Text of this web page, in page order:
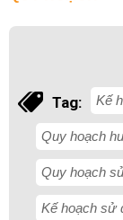
Tag: Kế
Quy hoạch
Quy hoạch
Kế hoạch sử